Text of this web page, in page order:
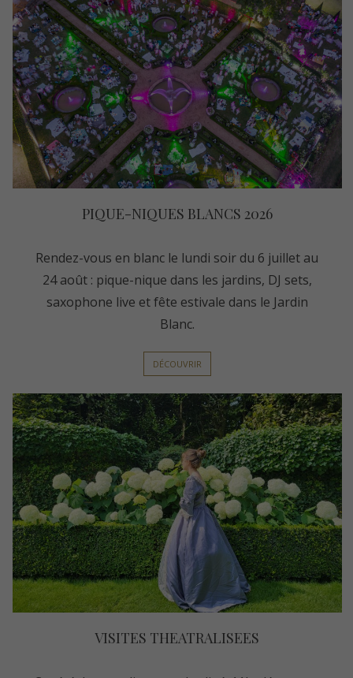
PIQUE-NIQUES BLANCS 2026
Rendez-vous en blanc le lundi soir du 6 juillet au
24 août : pique-nique dans les jardins, DJ sets,
saxophone live et fête estivale dans le Jardin
Blanc.
DÉCOUVRIR
VISITES THEATRALISEES